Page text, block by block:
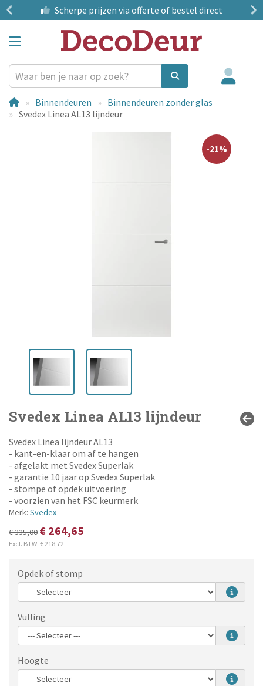
Scherpe prijzen via offerte of bestel direct
Binnendeuren
Binnendeuren zonder glas
Svedex Linea AL13 lijndeur
-21%
Svedex Linea AL13 lijndeur
Svedex Linea lijndeur AL13
- kant-en-klaar om af te hangen
- afgelakt met Svedex Superlak
- garantie 10 jaar op Svedex Superlak
- stompe of opdek uitvoering
- voorzien van het FSC keurmerk
Merk: Svedex
€ 335,00 € 264,65
Excl. BTW: € 218,72
Opdek of stomp
Vulling
Hoogte